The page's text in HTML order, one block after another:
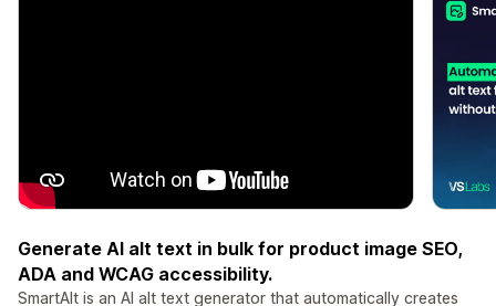
Generate AI alt text in bulk for product image SEO,
ADA and WCAG accessibility.
SmartAlt is an AI alt text generator that automatically creates